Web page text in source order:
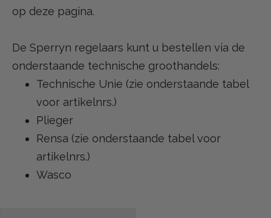
op deze pagina.
De Sperryn regelaars kunt u bestellen via de
onderstaande technische groothandels:
Technische Unie (zie onderstaande tabel
voor artikelnrs.)
Plieger
Rensa (zie onderstaande tabel voor
artikelnrs.)
Wasco